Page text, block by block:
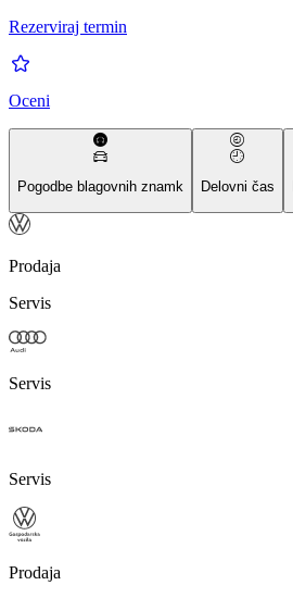
Rezerviraj termin
Oceni
Pogodbe blagovnih znamk Delovni čas
Prodaja
Servis
Servis
Servis
Prodaja